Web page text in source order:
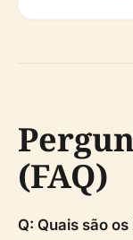
(FAQ)
Q: Quais são